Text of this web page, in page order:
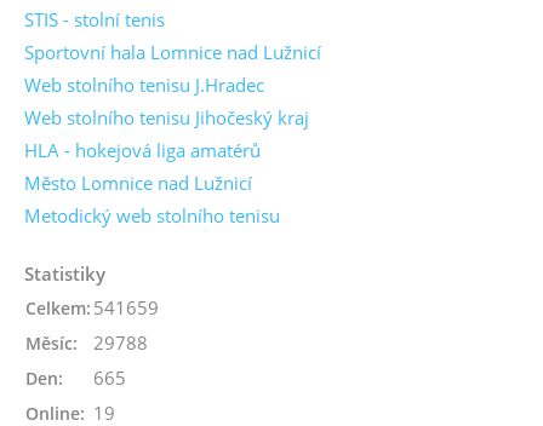
STIS - stolní tenis
Sportovní hala Lomnice nad Lužnicí
Web stolního tenisu J.Hradec
Web stolního tenisu Jihočeský kraj
HLA - hokejová liga amatérů
Město Lomnice nad Lužnicí
Metodický web stolního tenisu
Statistiky
Online: 19
Celkem: 541659
Měsíc: 29788
Den: 665